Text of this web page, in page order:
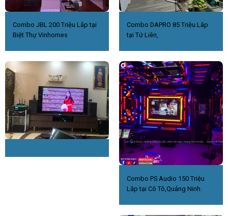
Combo JBL 200 Triệu Lắp tại
Biệt Thự Vinhomes
Combo DAPRO 85 Triệu.Lắp
tại Tứ Liên,
Combo PS Audio 150 Triệu
Lắp tại Cô Tô,Quảng Ninh.